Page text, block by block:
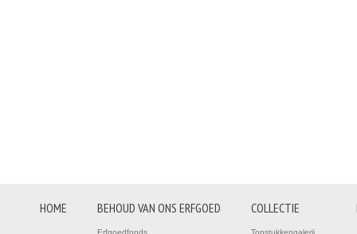
HOME BEHOUD VAN ONS ERFGOED
Erfgoedfonds
COLLECTIE
Topstukkengalerij